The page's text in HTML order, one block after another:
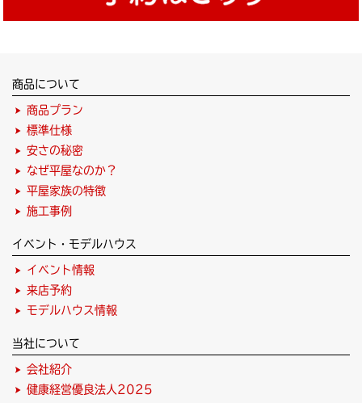
商品について
商品プラン
標準仕様
安さの秘密
なぜ平屋なのか？
平屋家族の特徴
施工事例
イベント・モデルハウス
イベント情報
来店予約
モデルハウス情報
当社について
会社紹介
健康経営優良法人2025